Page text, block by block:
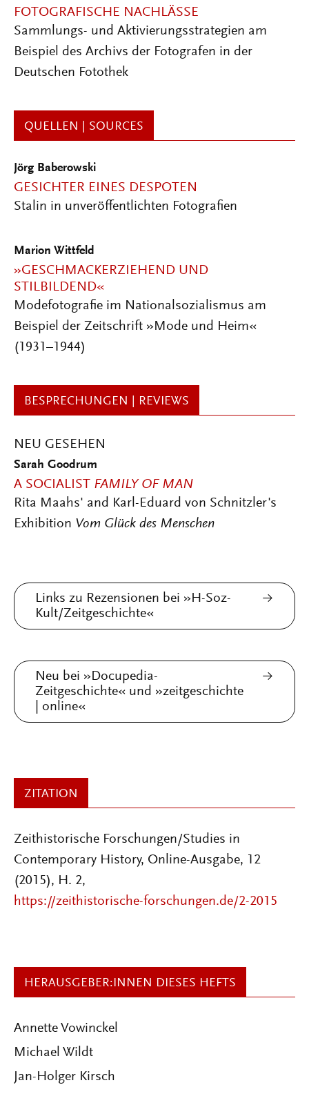
FOTOGRAFISCHE NACHLÄSSE
Sammlungs- und Aktivierungsstrategien am
Beispiel des Archivs der Fotografen in der
Deutschen Fotothek
QUELLEN | SOURCES
Jörg Baberowski
GESICHTER EINES DESPOTEN
Stalin in unveröffentlichten Fotografien
Marion Wittfeld
»GESCHMACKERZIEHEND UND
STILBILDEND«
Modefotografie im Nationalsozialismus am
Beispiel der Zeitschrift »Mode und Heim«
(1931–1944)
BESPRECHUNGEN | REVIEWS
NEU GESEHEN
Sarah Goodrum
A SOCIALIST FAMILY OF MAN
Rita Maahs' and Karl-Eduard von Schnitzler's
Exhibition Vom Glück des Menschen
Links zu Rezensionen bei »H-Soz-
Kult/Zeitgeschichte«
Neu bei »Docupedia-
Zeitgeschichte« und »zeitgeschichte
| online«
ZITATION
Zeithistorische Forschungen/Studies in
Contemporary History, Online-Ausgabe, 12
(2015), H. 2,
https://zeithistorische-forschungen.de/2-2015
HERAUSGEBER:INNEN DIESES HEFTS
Annette Vowinckel
Michael Wildt
Jan-Holger Kirsch